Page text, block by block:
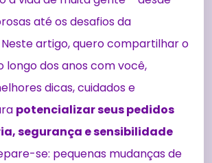
até os desafios da
artigo, quero compartilhar o
longo dos anos com você,
dicas, cuidados e
potencializar seus pedidos
segurança e sensibilidade
se: pequenas mudanças de